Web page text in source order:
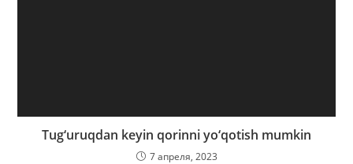
Tug‘uruqdan keyin qorinni yo‘qotish mumkin
7 апреля, 2023